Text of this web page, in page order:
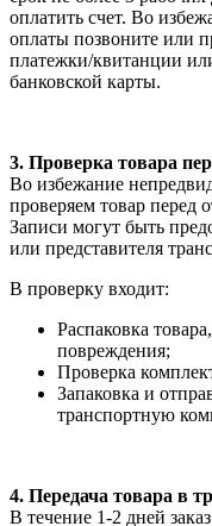
оплатить счет. Во
оплаты позвоните или
платежки/квитанции
банковской карты.
3. Проверка товара
Во избежание
проверяем товар перед
Записи могут быть
или представителя
В проверку входит:
Распаковка
повреждения;
Проверка
Запаковка и
транспортную
4. Передача товара в
В течение 1-2 дней